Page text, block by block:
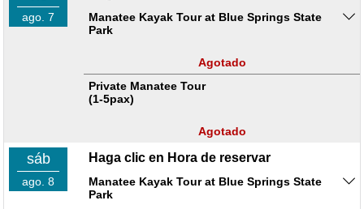
ago. 7
Manatee Kayak Tour at Blue Springs State
Park
Agotado
Private Manatee Tour
(1-5pax)
Agotado
sáb
ago. 8
Haga clic en Hora de reservar
Manatee Kayak Tour at Blue Springs State
Park